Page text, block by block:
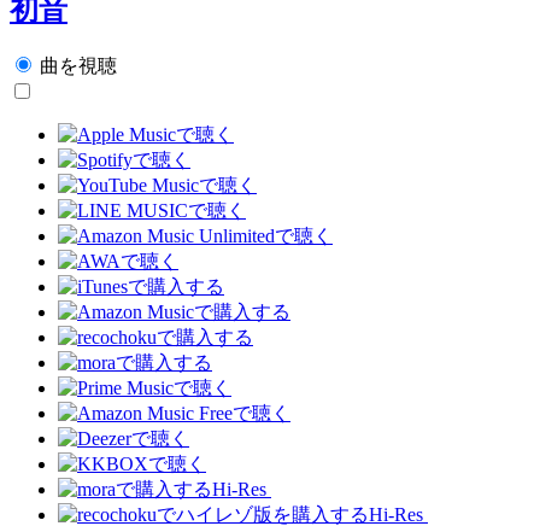
初音
曲を視聴
Hi-Res
Hi-Res